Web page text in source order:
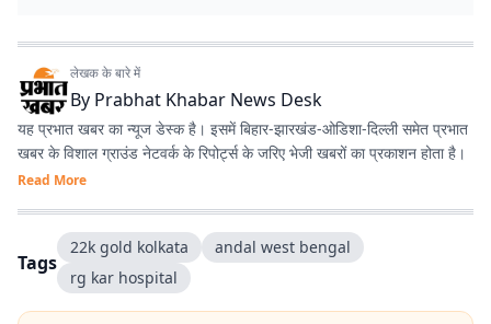
लेखक के बारे में
By Prabhat Khabar News Desk
यह प्रभात खबर का न्यूज डेस्क है। इसमें बिहार-झारखंड-ओडिशा-दिल्‍ली समेत प्रभात
खबर के विशाल ग्राउंड नेटवर्क के रिपोर्ट्स के जरिए भेजी खबरों का प्रकाशन होता है।
Read More
Tags
22k gold kolkata
andal west bengal
rg kar hospital